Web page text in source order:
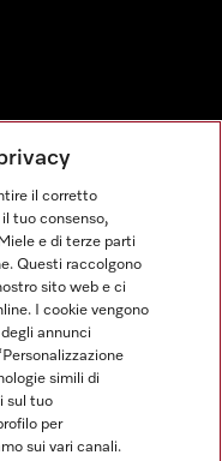
OPZIONE 10 E TASSO
il corretto
tuo consenso,
e di terze parti
Questi raccolgono
sito web e ci
I cookie vengono
annunci
simili di
sul tuo
per
sui vari canali.